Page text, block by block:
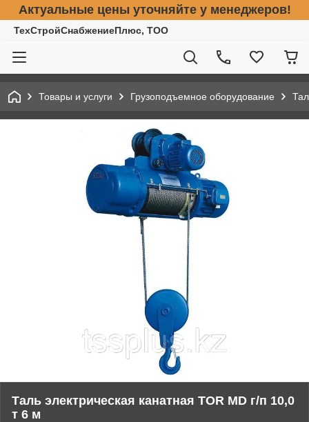
Актуальные цены уточняйте у менеджеров!
ТехСтройСнабжениеПлюс, ТОО
Товары и услуги Грузоподъемное оборудование
Таль электрическая канатная TOR MD г/п 10,0
т 6 м